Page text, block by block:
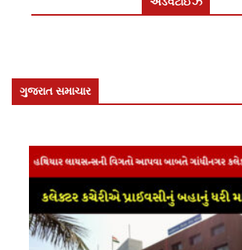
ગુજરાત સમાચાર